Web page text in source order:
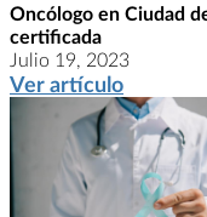
Oncólogo en Ciudad
certificada
Julio 19, 2023
Ver artículo